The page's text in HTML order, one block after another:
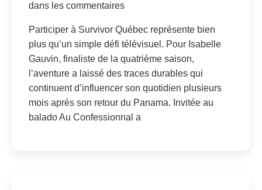
dans les commentaires
Participer à Survivor Québec représente bien
plus qu’un simple défi télévisuel. Pour Isabelle
Gauvin, finaliste de la quatrième saison,
l’aventure a laissé des traces durables qui
continuent d’influencer son quotidien plusieurs
mois après son retour du Panama. Invitée au
balado Au Confessionnal a